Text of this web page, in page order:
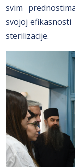
svim
svojoj
sterilizacije.